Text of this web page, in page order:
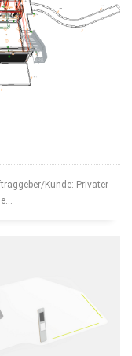
Kunde: Privater